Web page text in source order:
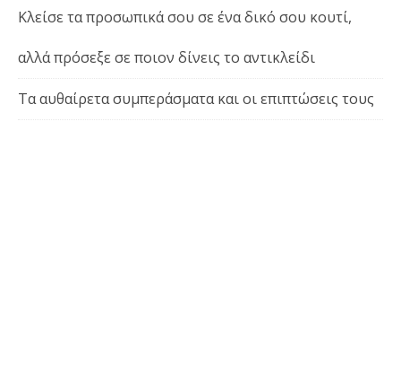
Κλείσε τα προσωπικά σου σε ένα δικό σου κουτί,
αλλά πρόσεξε σε ποιον δίνεις το αντικλείδι
Τα αυθαίρετα συμπεράσματα και οι επιπτώσεις τους